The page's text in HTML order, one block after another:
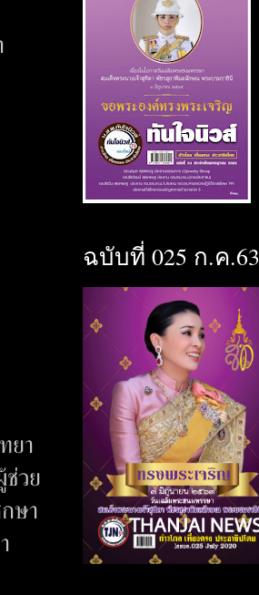
ยา
วย
ษา
ฉบับที่ 025 ก.ค.63